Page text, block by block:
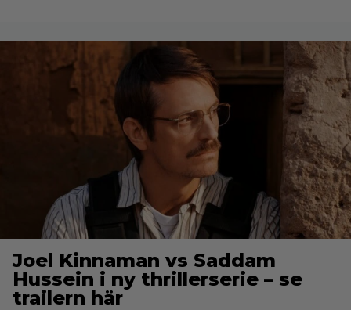
Joel Kinnaman vs Saddam
Hussein i ny thrillerserie – se
trailern här